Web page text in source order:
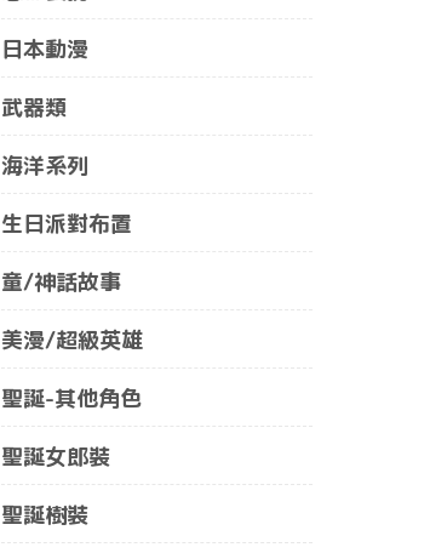
日本動漫
武器類
海洋系列
生日派對布置
童/神話故事
美漫/超級英雄
聖誕-其他角色
聖誕女郎裝
聖誕樹裝